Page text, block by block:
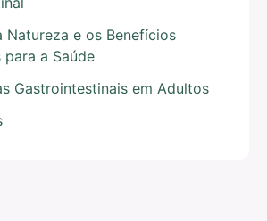
Natureza e os Benefícios
a Saúde
Gastrointestinais em Adultos